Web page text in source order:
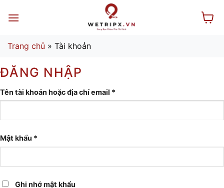
qua
dung
Trang chủ » Tài khoản
ĐĂNG NHẬP
Tên tài khoản hoặc địa chỉ email *
buộc
Mật khẩu *
buộc
Ghi nhớ mật khẩu